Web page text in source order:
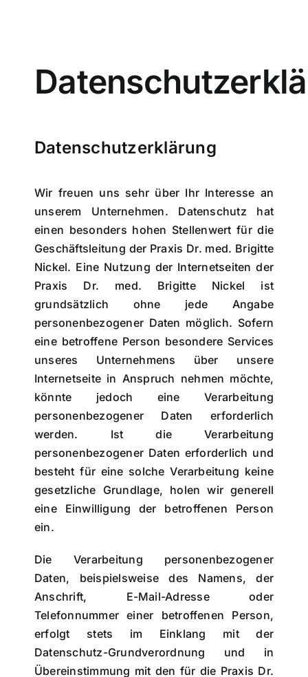
Datenschutzerklärung
Wir freuen uns sehr über Ihr Interesse an
unserem Unternehmen. Datenschutz hat
einen besonders hohen Stellenwert für die
Geschäftsleitung der Praxis Dr. med. Brigitte
Nickel. Eine Nutzung der Internetseiten der
Praxis Dr. med. Brigitte Nickel ist
grundsätzlich ohne jede Angabe
personenbezogener Daten möglich. Sofern
eine betroffene Person besondere Services
unseres Unternehmens über unsere
Internetseite in Anspruch nehmen möchte,
könnte jedoch eine Verarbeitung
personenbezogener Daten erforderlich
werden. Ist die Verarbeitung
personenbezogener Daten erforderlich und
besteht für eine solche Verarbeitung keine
gesetzliche Grundlage, holen wir generell
eine Einwilligung der betroffenen Person
ein.
Die Verarbeitung personenbezogener
Daten, beispielsweise des Namens, der
Anschrift, E-Mail-Adresse oder
Telefonnummer einer betroffenen Person,
erfolgt stets im Einklang mit der
Datenschutz-Grundverordnung und in
Übereinstimmung mit den für die Praxis Dr.